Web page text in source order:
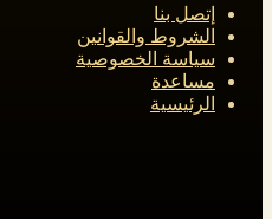
إتصل بنا
الشروط والقوانين
سياسة الخصوصية
مساعدة
الرئيسية